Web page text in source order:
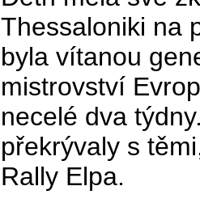
Thessaloniki na
byla vítanou
mistrovství
necelé dva
překrývaly s
Rally Elpa.